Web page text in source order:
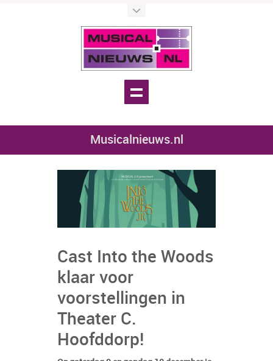
Musicalnieuws.nl
Cast Into the Woods
klaar voor
voorstellingen in
Theater C.
Hoofddorp!